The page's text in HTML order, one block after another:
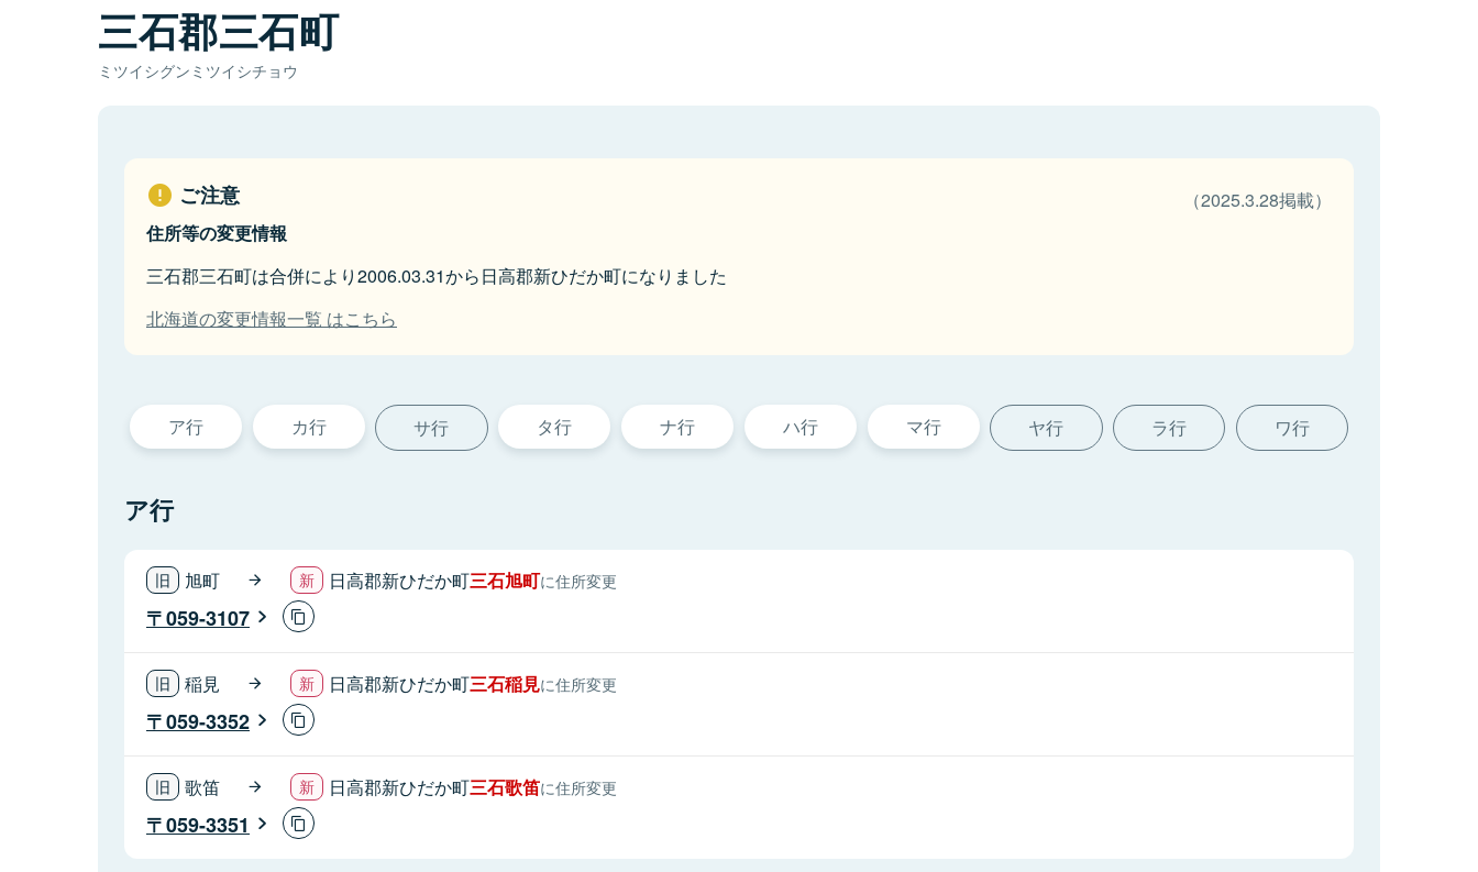
三石郡三石町
ミツイシグンミツイシチョウ
ご注意
（2025.3.28掲載）
住所等の変更情報
三石郡三石町は合併により2006.03.31から日高郡新ひだか町になりました
北海道の変更情報一覧 はこちら
ア行 カ行 サ行 タ行 ナ行 ハ行 マ行 ヤ行 ラ行 ワ行
ア行
旭町 日高郡新ひだか町三石旭町に住所変更
059-3107
稲見 日高郡新ひだか町三石稲見に住所変更
059-3352
歌笛 日高郡新ひだか町三石歌笛に住所変更
059-3351